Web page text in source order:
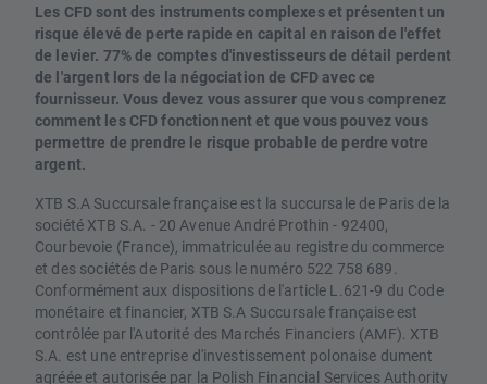
Les CFD sont des instruments complexes et présentent un
risque élevé de perte rapide en capital en raison de l'effet
de levier. 77% de comptes d'investisseurs de détail perdent
de l'argent lors de la négociation de CFD avec ce
fournisseur. Vous devez vous assurer que vous comprenez
comment les CFD fonctionnent et que vous pouvez vous
permettre de prendre le risque probable de perdre votre
argent.
XTB S.A Succursale française est la succursale de Paris de la
société XTB S.A. - 20 Avenue André Prothin - 92400,
Courbevoie (France), immatriculée au registre du commerce
et des sociétés de Paris sous le numéro 522 758 689.
Conformément aux dispositions de l'article L.621-9 du Code
monétaire et financier, XTB S.A Succursale française est
contrôlée par l'Autorité des Marchés Financiers (AMF). XTB
S.A. est une entreprise d'investissement polonaise dument
agréée et autorisée par la Polish Financial Services Authority